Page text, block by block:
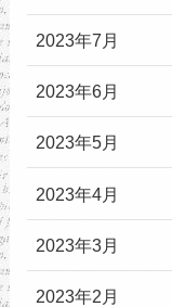
2023年7月
2023年6月
2023年5月
2023年4月
2023年3月
2023年2月